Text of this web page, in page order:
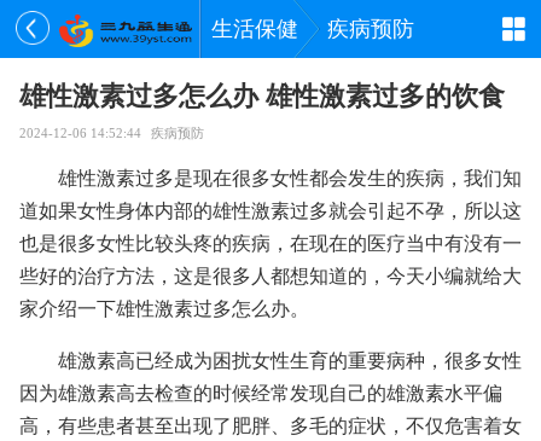
生活保健 疾病预防
雄性激素过多怎么办 雄性激素过多的饮食
2024-12-06 14:52:44 疾病预防
雄性激素过多是现在很多女性都会发生的疾病，我们知
道如果女性身体内部的雄性激素过多就会引起不孕，所以这
也是很多女性比较头疼的疾病，在现在的医疗当中有没有一
些好的治疗方法，这是很多人都想知道的，今天小编就给大
家介绍一下雄性激素过多怎么办。
雄激素高已经成为困扰女性生育的重要病种，很多女性
因为雄激素高去检查的时候经常发现自己的雄激素水平偏
高，有些患者甚至出现了肥胖、多毛的症状，不仅危害着女